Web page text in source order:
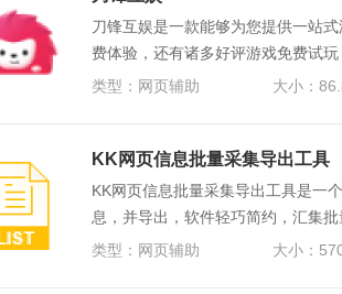
刀锋互娱是一款能够为您提供一站
费体验，还有诸多好评游戏免费试
类型： 网页辅助 大小：
KK网页信息批量采集导出工具
KK网页信息批量采集导出工具是一
息，并导出，软件轻巧简约，汇集
能，即可实现强大的复杂繁琐的批量
类型： 网页辅助 大小：